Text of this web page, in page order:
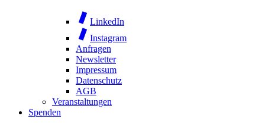
LinkedIn
Instagram
Anfragen
Newsletter
Impressum
Datenschutz
AGB
Veranstaltungen
Spenden